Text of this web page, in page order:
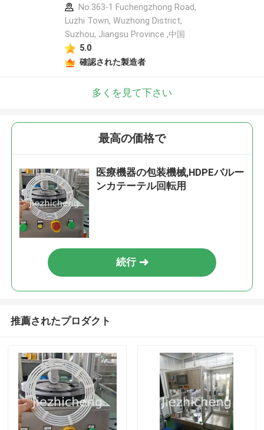
No.363-1 Fuchengzhong Road,
Luzhi Town, Wuzhong District,
Suzhou, Jiangsu Province ,中国
5.0
確認された製造者
多くを見て下さい
最高の価格で
医療機器の包装機械,HDPEバルー
ンカテーテル回転用
続行
推薦されたプロダクト